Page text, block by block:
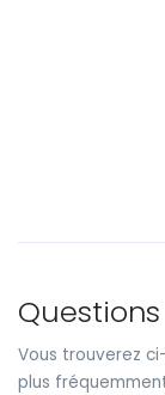
Vous trouverez
plus